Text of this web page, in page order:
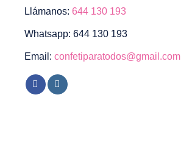
Llámanos: 644 130 193
Whatsapp: 644 130 193
Email: confetiparatodos@gmail.com